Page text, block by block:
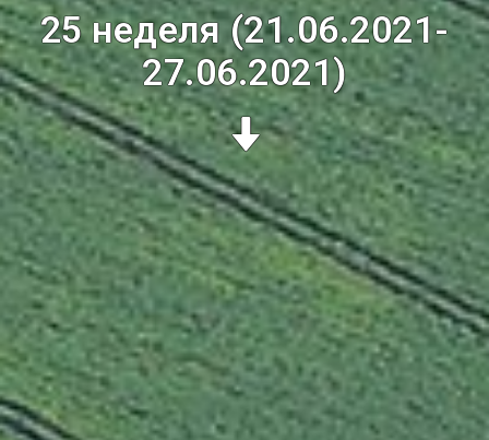
25 неделя (21.06.2021-
27.06.2021)